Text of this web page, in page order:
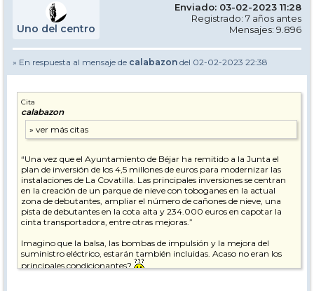
Uno del centro
Enviado: 03-02-2023 11:28
Registrado: 7 años antes
Mensajes: 9.896
» En respuesta al mensaje de calabazon del 02-02-2023 22:38
Cita
calabazon
“Una vez que el Ayuntamiento de Béjar ha remitido a la Junta el
plan de inversión de los 4,5 millones de euros para modernizar las
instalaciones de La Covatilla. Las principales inversiones se centran
en la creación de un parque de nieve con toboganes en la actual
zona de debutantes, ampliar el número de cañones de nieve, una
pista de debutantes en la cota alta y 234.000 euros en capotar la
cinta transportadora, entre otras mejoras.”
Imagino que la balsa, las bombas de impulsión y la mejora del
suministro eléctrico, estarán también incluidas. Acaso no eran los
principales condicionantes?